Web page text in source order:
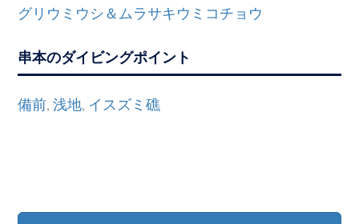
グリウミウシ＆ムラサキウミコチョウ
串本のダイビングポイント
備前,浅地, イスズミ礁